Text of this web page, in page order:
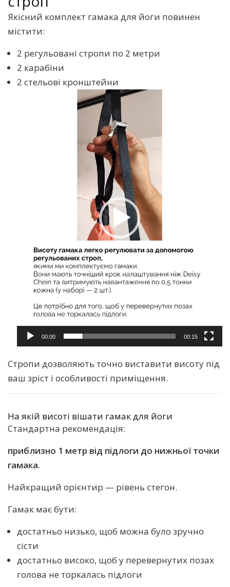
Якісний комплект гамака для йоги повинен
містити:
2 регульовані стропи по 2 метри
2 карабіни
2 стельові кронштейни
Відеопрогравач
00:00 00:15
Стропи дозволяють точно виставити висоту під
ваш зріст і особливості приміщення.
На якій висоті вішати гамак для йоги
Стандартна рекомендація:
приблизно 1 метр від підлоги до нижньої точки
гамака.
Найкращий орієнтир — рівень стегон.
Гамак має бути:
достатньо низько, щоб можна було зручно
сісти
достатньо високо, щоб у перевернутих позах
голова не торкалась підлоги